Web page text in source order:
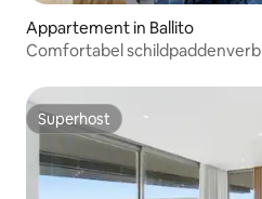
Appartement in Ballito
Comfortabel
Superhost
Superhost